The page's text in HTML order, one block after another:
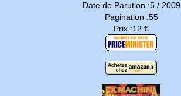
Date de Parution :5 / 2009
Pagination :55
Prix :12 €